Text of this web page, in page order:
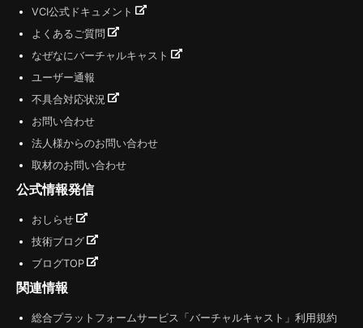
VCI公式ドキュメント
よくあるご質問
なぜなにバーチャルキャスト
ユーザー通報
不具合対応状況
お問い合わせ
法人様からのお問い合わせ
取材のお問い合わせ
公式情報発信
おしらせ
技術ブログ
ブログTOP
関連情報
総合プラットフォームサービス「バーチャルキャスト」利用規約